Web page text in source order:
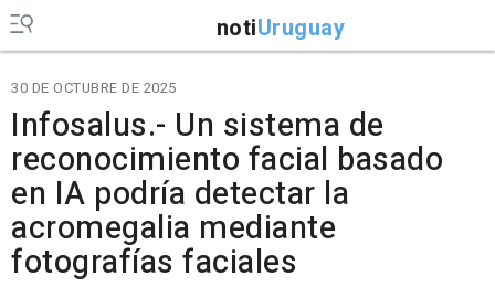
notiUruguay
30 DE OCTUBRE DE 2025
Infosalus.- Un sistema de
reconocimiento facial basado
en IA podría detectar la
acromegalia mediante
fotografías faciales